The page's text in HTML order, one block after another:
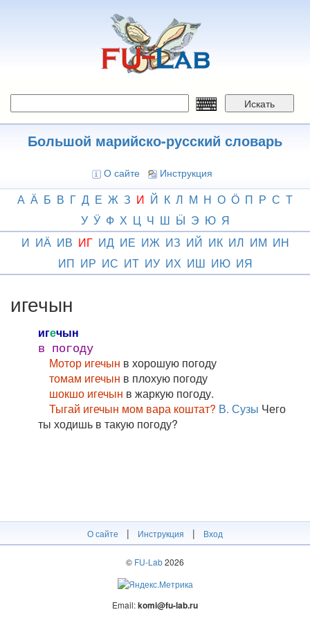
Искать
Большой марийско-русский словарь
О сайте Инструкция
А Ӓ Б В Г Д Е Ж З И Й К Л М Н О Ӧ П Р С Т
У Ӱ Ф Х Ц Ч Ш Ӹ Э Ю Я
И ИӒ ИВ ИГ ИД ИЕ ИЖ ИЗ ИЙ ИК ИЛ ИМ ИН
ИП ИР ИС ИТ ИУ ИХ ИШ ИЮ ИЯ
игечын
игечын
в погоду
Мотор игечын в хорошую погоду
томам игечын в плохую погоду
шокшо игечын в жаркую погоду.
Тыгай игечын мом вара коштат? В. Сузы Чего
ты ходишь в такую погоду?
О сайте | Инструкция | Вход
© FU-Lab2026
Email:komi@fu-lab.ru